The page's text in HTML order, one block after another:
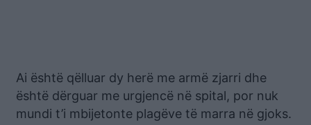
Ai është qëlluar dy herë me armë zjarri dhe
është dërguar me urgjencë në spital, por nuk
mundi t’i mbijetonte plagëve të marra në gjoks.